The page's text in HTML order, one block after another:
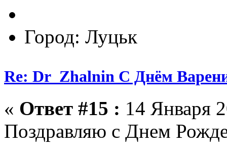
Город: Луцьк
Re: Dr_Zhalnin С Днём
« Ответ #15 : 14 Января
Поздравляю с Днем